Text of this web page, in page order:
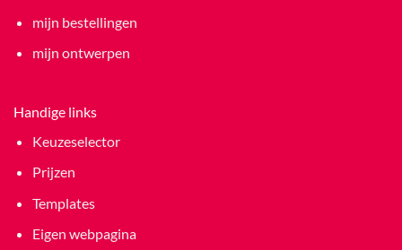
mijn bestellingen
mijn ontwerpen
Handige links
Keuzeselector
Prijzen
Templates
Eigen webpagina